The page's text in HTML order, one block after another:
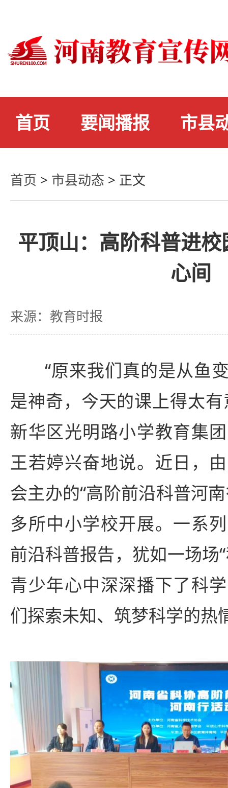
首页 要闻播报 市县
首页 > 市县动态 > 正文
平顶山：高阶科普进
心间
来源：教育时报
“原来我们真的是从鱼
是神奇，今天的课上得太
新华区光明路小学教育集
王若婷兴奋地说。近日，
会主办的“高阶前沿科普河
多所中小学校开展。一系
前沿科普报告，犹如一场场
青少年心中深深播下了科
们探索未知、筑梦科学的热